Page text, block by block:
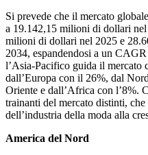
Si prevede che il mercato
a 19.142,15 milioni di dollari
milioni di dollari nel 2025 e
2034, espandendosi a un
l’Asia-Pacifico guida il mercato
dall’Europa con il 26%, dal
Oriente e dall’Africa con l’8%.
trainanti del mercato distinti, che
dell’industria della moda alla
America del Nord